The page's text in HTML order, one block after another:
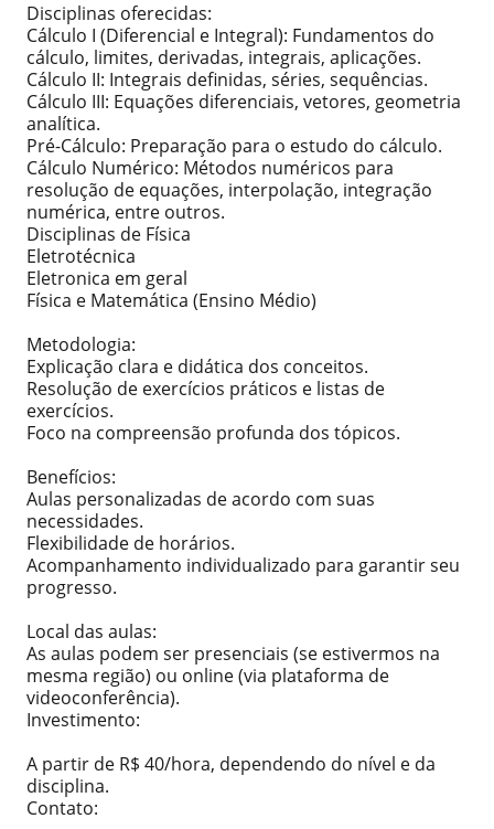
Disciplinas oferecidas:
Cálculo I (Diferencial e Integral): Fundamentos do
cálculo, limites, derivadas, integrais, aplicações.
Cálculo II: Integrais definidas, séries, sequências.
Cálculo III: Equações diferenciais, vetores, geometria
analítica.
Pré-Cálculo: Preparação para o estudo do cálculo.
Cálculo Numérico: Métodos numéricos para
resolução de equações, interpolação, integração
numérica, entre outros.
Disciplinas de Física
Eletrotécnica
Eletronica em geral
Física e Matemática (Ensino Médio)
Metodologia:
Explicação clara e didática dos conceitos.
Resolução de exercícios práticos e listas de
exercícios.
Foco na compreensão profunda dos tópicos.
Benefícios:
Aulas personalizadas de acordo com suas
necessidades.
Flexibilidade de horários.
Acompanhamento individualizado para garantir seu
progresso.
Local das aulas:
As aulas podem ser presenciais (se estivermos na
mesma região) ou online (via plataforma de
videoconferência).
Investimento:
A partir de R$ 40/hora, dependendo do nível e da
disciplina.
Contato: